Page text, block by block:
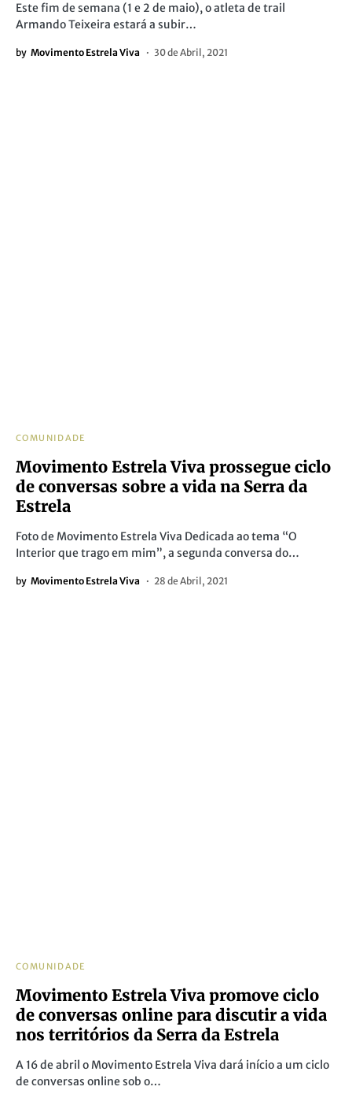
Este fim de semana (1 e 2 de maio), o atleta de trail
Armando Teixeira estará a subir…
by Movimento Estrela Viva 30 de Abril, 2021
COMUNIDADE
Movimento Estrela Viva prossegue ciclo
de conversas sobre a vida na Serra da
Estrela
Foto de Movimento Estrela Viva Dedicada ao tema “O
Interior que trago em mim”, a segunda conversa do…
by Movimento Estrela Viva 28 de Abril, 2021
COMUNIDADE
Movimento Estrela Viva promove ciclo
de conversas online para discutir a vida
nos territórios da Serra da Estrela
A 16 de abril o Movimento Estrela Viva dará início a um ciclo
de conversas online sob o…